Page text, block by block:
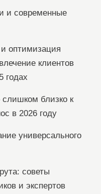
и современные
оптимизация
клиентов
годах
близко к
в 2026 году
универсального
советы
и экспертов